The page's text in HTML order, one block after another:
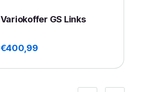
Variokoffer GS Links
€400,99